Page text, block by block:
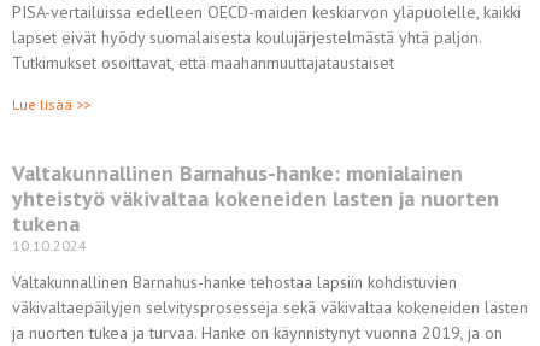
PISA-vertailuissa edelleen OECD-maiden keskiarvon yläpuolelle, kaikki
lapset eivät hyödy suomalaisesta koulujärjestelmästä yhtä paljon.
Tutkimukset osoittavat, että maahanmuuttajataustaiset
Lue lisää >>
Valtakunnallinen Barnahus-hanke: monialainen
yhteistyö väkivaltaa kokeneiden lasten ja nuorten
tukena
10.10.2024
Valtakunnallinen Barnahus-hanke tehostaa lapsiin kohdistuvien
väkivaltaepäilyjen selvitysprosesseja sekä väkivaltaa kokeneiden lasten
ja nuorten tukea ja turvaa. Hanke on käynnistynyt vuonna 2019, ja on